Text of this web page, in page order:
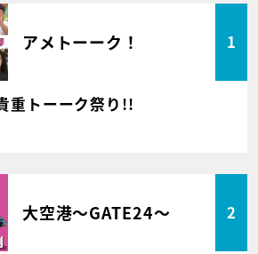
アメトーーク！ 1
重トーーク祭り!!
大空港～GATE24～ 2